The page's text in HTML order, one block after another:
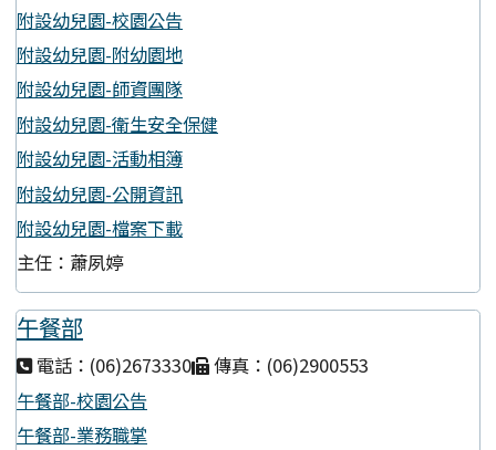
附設幼兒園-校園公告
附設幼兒園-附幼園地
附設幼兒園-師資團隊
附設幼兒園-衛生安全保健
附設幼兒園-活動相簿
附設幼兒園-公開資訊
附設幼兒園-檔案下載
主任：蕭夙婷
午餐部
電話：(06)2673330
傳真：(06)2900553
午餐部-校園公告
午餐部-業務職掌